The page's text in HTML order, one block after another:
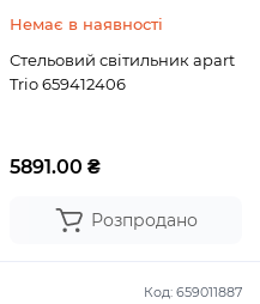
Немає в наявності
Стельовий світильник apart
Trio 659412406
5891.00 ₴
Розпродано
Код: 659011887